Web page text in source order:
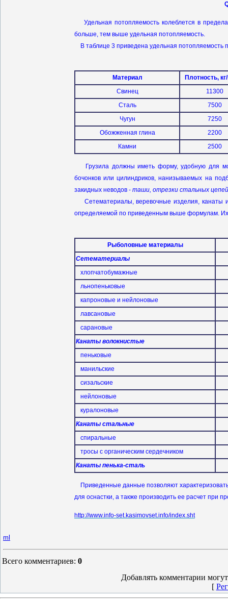
Удельная потопляемость колеблется в
больше, тем выше удельная потопляемость.
В таблице 3 приведена удельная потопляемость
Материал
Плотность,
Свинец
11300
Сталь
7500
Чугун
7250
Обожженная глина
2200
Камни
2500
Грузила должны иметь форму, удобную для
бочонков или цилиндриков, нанизываемых на
закидных неводов - таши, отрезки стальных цепей
Сетематериалы, веревочные изделия, канаты
определяемой по приведенным выше формулам. Их
Рыболовные материалы
Сетематериалы
хлопчатобумажные
льнопеньковые
капроновые и нейлоновые
лавсановые
сарановые
Канаты волокнистые
пеньковые
манильские
сизальские
нейлоновые
куралоновые
Канаты стальные
спиральные
тросы с органическим сердечником
Канаты пенька-сталь
Приведенные данные позволяют
для оснастки, а также производить ее расчет при
http://www.info-set.kasimovset.info/index.sht
ml
Всего комментариев: 0
Добавлять комментарии
[